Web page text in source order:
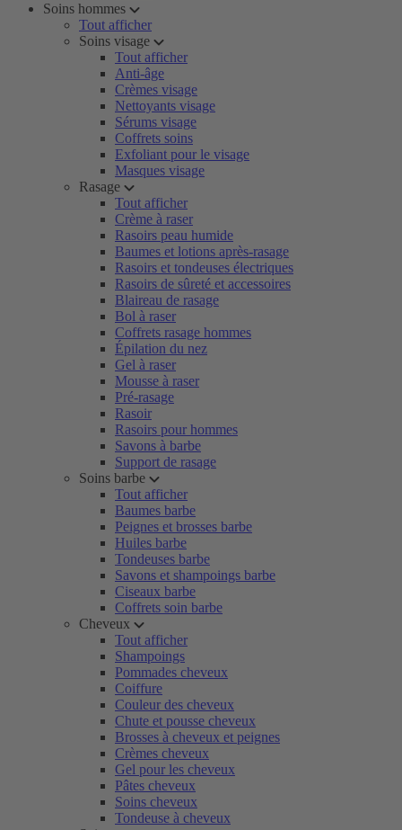
Soins hommes
Tout afficher
Soins visage
Tout afficher
Anti-âge
Crèmes visage
Nettoyants visage
Sérums visage
Coffrets soins
Exfoliant pour le visage
Masques visage
Rasage
Tout afficher
Crème à raser
Rasoirs peau humide
Baumes et lotions après-rasage
Rasoirs et tondeuses électriques
Rasoirs de sûreté et accessoires
Blaireau de rasage
Bol à raser
Coffrets rasage hommes
Épilation du nez
Gel à raser
Mousse à raser
Pré-rasage
Rasoir
Rasoirs pour hommes
Savons à barbe
Support de rasage
Soins barbe
Tout afficher
Baumes barbe
Peignes et brosses barbe
Huiles barbe
Tondeuses barbe
Savons et shampoings barbe
Ciseaux barbe
Coffrets soin barbe
Cheveux
Tout afficher
Shampoings
Pommades cheveux
Coiffure
Couleur des cheveux
Chute et pousse cheveux
Brosses à cheveux et peignes
Crèmes cheveux
Gel pour les cheveux
Pâtes cheveux
Soins cheveux
Tondeuse à cheveux